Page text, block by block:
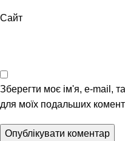
Сайт
Зберегти моє ім'я, e-mail,
для моїх подальших